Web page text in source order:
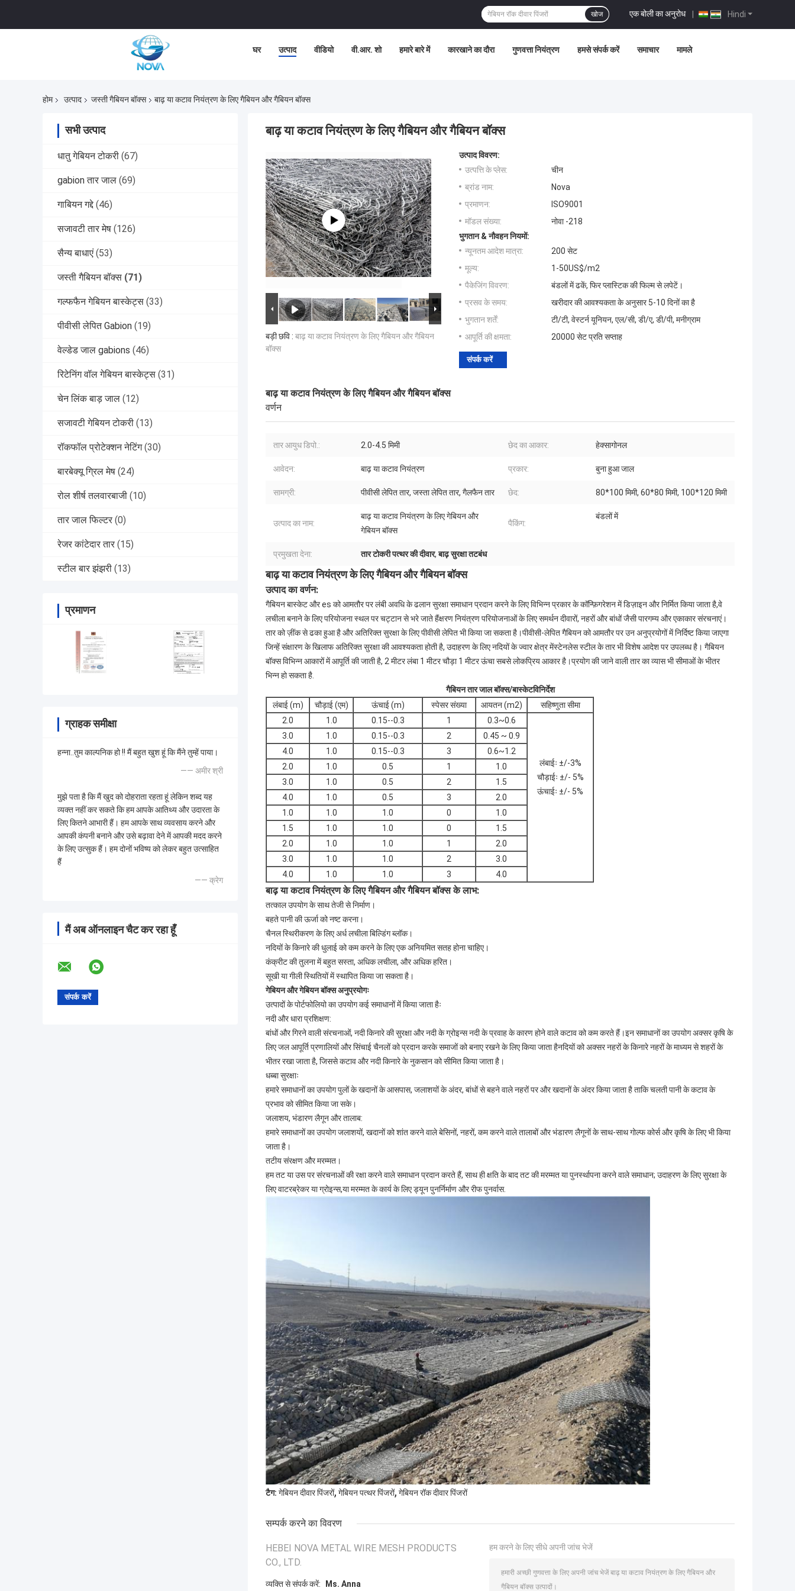
Hindi
एक बोली का अनुरोध |
खोज
घर उत्पाद वीडियो वी.आर. शो हमारे बारे में कारखाने का दौरा गुणवत्ता नियंत्रण हमसे संपर्क करें समाचार मामले
होम उत्पाद जस्ती गैबियन बॉक्स बाढ़ या कटाव नियंत्रण के लिए गैबियन और गैबियन बॉक्स
सभी उत्पाद
धातु गेबियन टोकरी (67)
gabion तार जाल (69)
गाबियन गद्दे (46)
सजावटी तार मेष (126)
सैन्य बाधाएं (53)
जस्ती गैबियन बॉक्स (71)
गल्फफैन गेबियन बास्केट्स (33)
पीवीसी लेपित Gabion (19)
वेल्डेड जाल gabions (46)
रिटेनिंग वॉल गेबियन बास्केट्स (31)
चेन लिंक बाड़ जाल (12)
सजावटी गेबियन टोकरी (13)
रॉकफॉल प्रोटेक्शन नेटिंग (30)
बारबेक्यू ग्रिल मेष (24)
रोल शीर्ष तलवारबाजी (10)
तार जाल फिल्टर (0)
रेजर कांटेदार तार (15)
स्टील बार झंझरी (13)
प्रमाणन
ग्राहक समीक्षा
हन्ना..तुम काल्पनिक हो !! मैं बहुत खुश हूं कि मैंने तुम्हें पाया।
—— अमीर श्री
मुझे पता है कि मैं खुद को दोहराता रहता हूं लेकिन शब्द यह
व्यक्त नहीं कर सकते कि हम आपके आतिथ्य और उदारता के
लिए कितने आभारी हैं। हम आपके साथ व्यवसाय करने और
आपकी कंपनी बनाने और उसे बढ़ावा देने में आपकी मदद करने
के लिए उत्सुक हैं। हम दोनों भविष्य को लेकर बहुत उत्साहित
हैं
—— क्रेग
मैं अब ऑनलाइन चैट कर रहा हूँ
बाढ़ या कटाव नियंत्रण के लिए गैबियन और गैबियन बॉक्स
बड़ी छवि : बाढ़ या कटाव नियंत्रण के लिए गैबियन और गैबियन
बॉक्स
उत्पाद विवरण:
उत्पत्ति के प्लेस:
चीन
ब्रांड नाम:
Nova
प्रमाणन:
ISO9001
मॉडल संख्या:
नोवा -218
भुगतान & नौवहन नियमों:
न्यूनतम आदेश मात्रा:
200 सेट
मूल्य:
1-50US$/m2
पैकेजिंग विवरण:
बंडलों में ढकें, फिर प्लास्टिक की फिल्म से लपेटें।
प्रसव के समय:
खरीदार की आवश्यकता के अनुसार 5-10 दिनों का है
भुगतान शर्तें:
टी/टी, वेस्टर्न यूनियन, एल/सी, डी/ए, डी/पी, मनीग्राम
आपूर्ति की क्षमता:
20000 सेट प्रति सप्ताह
संपर्क करें
बाढ़ या कटाव नियंत्रण के लिए गैबियन और गैबियन बॉक्स
वर्णन
तार आयुध डिपो.: 2.0-4.5 मिमी छेद का आकार: हेक्सागोनल
आवेदन: बाढ़ या कटाव नियंत्रण प्रकार: बुना हुआ जाल
सामग्री: पीवीसी लेपित तार, जस्ता लेपित तार, गैलफैन तार छेद: 80*100 मिमी, 60*80 मिमी, 100*120 मिमी
उत्पाद का नाम:
बाढ़ या कटाव नियंत्रण के लिए गेबियन और
गेबियन बॉक्स
पैकिंग:
बंडलों में
प्रमुखता देना: तार टोकरी पत्थर की दीवार,बाढ़ सुरक्षा तटबंध
बाढ़ या कटाव नियंत्रण के लिए गैबियन और गैबियन बॉक्स
उत्पाद का वर्णन:
गैबियन बास्केट और es को आमतौर पर लंबी अवधि के ढलान सुरक्षा समाधान प्रदान करने के लिए विभिन्न प्रकार के कॉन्फ़िगरेशन में डिज़ाइन और निर्मित किया जाता है,वे
लचीला बनाने के लिए परियोजना स्थल पर चट्टान से भरे जाते हैंक्षरण नियंत्रण परियोजनाओं के लिए समर्थन दीवारों, नहरों और बांधों जैसी पारगम्य और एकाकार संरचनाएं।
तार को ज़ींक से ढका हुआ है और अतिरिक्त सुरक्षा के लिए पीवीसी लेपित भी किया जा सकता है।पीवीसी-लेपित गैबियन को आमतौर पर उन अनुप्रयोगों में निर्दिष्ट किया जाएगा
जिन्हें संक्षारण के खिलाफ अतिरिक्त सुरक्षा की आवश्यकता होती है, उदाहरण के लिए नदियों के ज्वार क्षेत्र मेंस्टेनलेस स्टील के तार भी विशेष आदेश पर उपलब्ध है। गैबियन
बॉक्स विभिन्न आकारों में आपूर्ति की जाती है, 2 मीटर लंबा 1 मीटर चौड़ा 1 मीटर ऊंचा सबसे लोकप्रिय आकार है।प्रयोग की जाने वाली तार का व्यास भी सीमाओं के भीतर
भिन्न हो सकता है.
गैबियन तार जाल बॉक्स/बास्केटविनिर्देश
लंबाई (m)
चौड़ाई (एम) ऊंचाई (m) स्पेसर संख्या आयतन (m2)
सहिष्णुता सीमा
2.0
1.0 0.15--0.3 1 0.3~0.6
लंबाईः ±/-3%
चौड़ाईः ±/- 5%
ऊंचाईः ±/- 5%
3.0 1.0 0.15--0.3 2
0.45 ~ 0.9
4.0
1.0 0.15--0.3 3
0.6~1.2
2.0
1.0 0.5 1
1.0
3.0
1.0 0.5 2
1.5
4.0
1.0 0.5 3
2.0
1.0
1.0 1.0 0
1.0
1.5
1.0 1.0 0
1.5
2.0
1.0 1.0 1
2.0
3.0
1.0 1.0 2
3.0
4.0
1.0 1.0 3 4.0
बाढ़ या कटाव नियंत्रण के लिए गैबियन और गैबियन बॉक्स के लाभ:
तत्काल उपयोग के साथ तेजी से निर्माण।
बहते पानी की ऊर्जा को नष्ट करना।
चैनल स्थिरीकरण के लिए अर्ध लचीला बिल्डिंग ब्लॉक।
नदियों के किनारे की धुलाई को कम करने के लिए एक अनियमित सतह होना चाहिए।
कंक्रीट की तुलना में बहुत सस्ता, अधिक लचीला, और अधिक हरित।
सूखी या गीली स्थितियों में स्थापित किया जा सकता है।
गेबियन और गेबियन बॉक्स अनुप्रयोगः
उत्पादों के पोर्टफोलियो का उपयोग कई समाधानों में किया जाता हैः
नदी और धारा प्रशिक्षण:
बांधों और गिरने वाली संरचनाओं, नदी किनारे की सुरक्षा और नदी के ग्रोइन्स नदी के प्रवाह के कारण होने वाले कटाव को कम करते हैं।इन समाधानों का उपयोग अक्सर कृषि के
लिए जल आपूर्ति प्रणालियों और सिंचाई चैनलों को प्रदान करके समाजों को बनाए रखने के लिए किया जाता हैनदियों को अक्सर नहरों के किनारे नहरों के माध्यम से शहरों के
भीतर रखा जाता है, जिससे कटाव और नदी किनारे के नुकसान को सीमित किया जाता है।
धब्बा सुरक्षाः
हमारे समाधानों का उपयोग पुलों के खदानों के आसपास, जलाशयों के अंदर, बांधों से बहने वाले नहरों पर और खदानों के अंदर किया जाता है ताकि चलती पानी के कटाव के
प्रभाव को सीमित किया जा सके।
जलाशय, भंडारण लैगून और तालाब:
हमारे समाधानों का उपयोग जलाशयों, खदानों को शांत करने वाले बेसिनों, नहरों, कम करने वाले तालाबों और भंडारण लैगूनों के साथ-साथ गोल्फ कोर्स और कृषि के लिए भी किया
जाता है।
तटीय संरक्षण और मरम्मत।
हम तट या उस पर संरचनाओं की रक्षा करने वाले समाधान प्रदान करते हैं, साथ ही क्षति के बाद तट की मरम्मत या पुनर्स्थापना करने वाले समाधान; उदाहरण के लिए सुरक्षा के
लिए वाटरब्रेकर या ग्रोइन्स,या मरम्मत के कार्य के लिए ड्यून पुनर्निर्माण और रीफ पुनर्वास.
टैग: गेबियन दीवार पिंजरों, गेबियन पत्थर पिंजरों, गेबियन रॉक दीवार पिंजरों
सम्पर्क करने का विवरण
HEBEI NOVA METAL WIRE MESH PRODUCTS
CO., LTD.
व्यक्ति से संपर्क करें:
Ms. Anna
हम करने के लिए सीधे अपनी जांच भेजें